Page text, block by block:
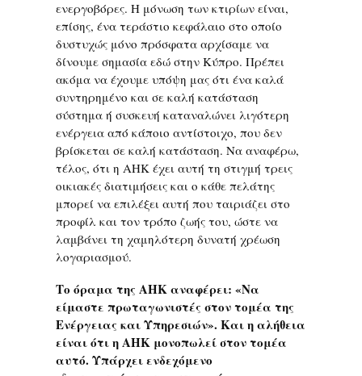
ενεργοβόρες. Η μόνωση των κτιρίων είναι,
επίσης, ένα τεράστιο κεφάλαιο στο οποίο
δυστυχώς μόνο πρόσφατα αρχίσαμε να
δίνουμε σημασία εδώ στην Κύπρο. Πρέπει
ακόμα να έχουμε υπόψη μας ότι ένα καλά
συντηρημένο και σε καλή κατάσταση
σύστημα ή συσκευή καταναλώνει λιγότερη
ενέργεια από κάποιο αντίστοιχο, που δεν
βρίσκεται σε καλή κατάσταση. Να αναφέρω,
τέλος, ότι η ΑΗΚ έχει αυτή τη στιγμή τρεις
οικιακές διατιμήσεις και ο κάθε πελάτης
μπορεί να επιλέξει αυτή που ταιριάζει στο
προφίλ και τον τρόπο ζωής του, ώστε να
λαμβάνει τη χαμηλότερη δυνατή χρέωση
λογαριασμού.
Το όραμα της ΑΗΚ αναφέρει: «Να
είμαστε πρωταγωνιστές στον τομέα της
Ενέργειας και Υπηρεσιών». Και η αλήθεια
είναι ότι η ΑΗΚ μονοπωλεί στον τομέα
αυτό. Υπάρχει ενδεχόμενο